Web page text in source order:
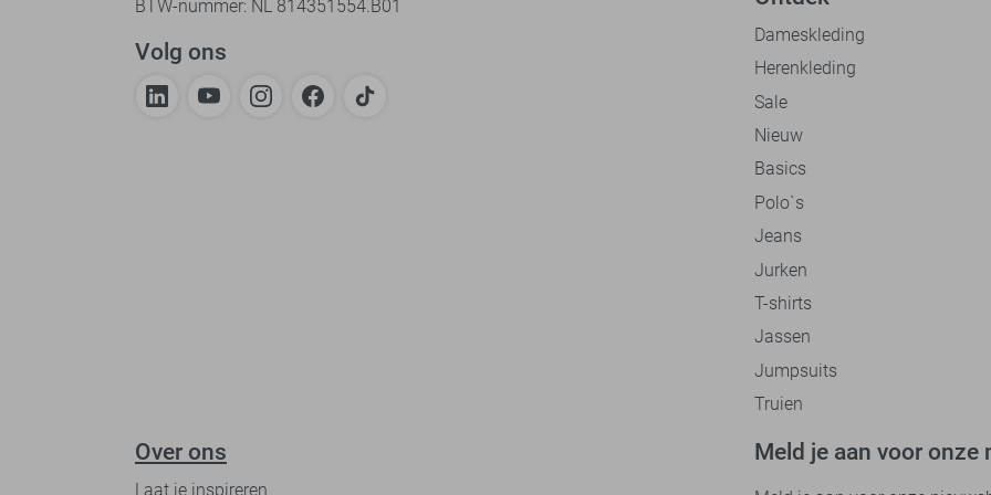
BTW-nummer: NL 814351554.B01
Volg ons
Dameskleding
Herenkleding
Sale
Nieuw
Basics
Polo`s
Jeans
Jurken
T-shirts
Jassen
Jumpsuits
Truien
Over ons
Laat je inspireren
Meld je aan voor onze